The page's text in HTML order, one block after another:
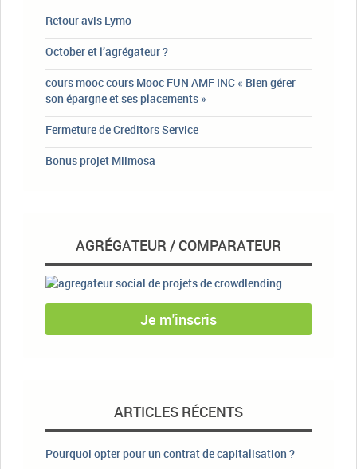
Retour avis Lymo
October et l’agrégateur ?
cours mooc cours Mooc FUN AMF INC « Bien gérer
son épargne et ses placements »
Fermeture de Creditors Service
Bonus projet Miimosa
AGRÉGATEUR / COMPARATEUR
Je m'inscris
ARTICLES RÉCENTS
Pourquoi opter pour un contrat de capitalisation ?